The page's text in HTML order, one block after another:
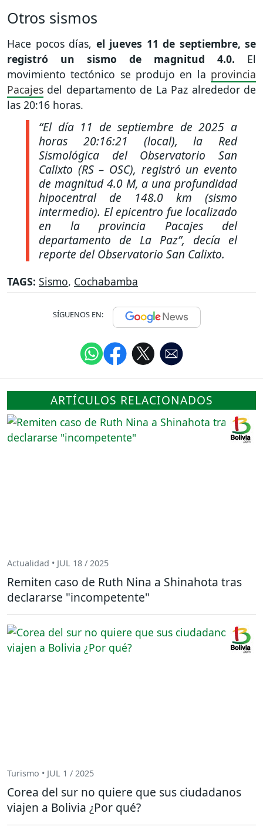
Otros sismos
Hace pocos días, el jueves 11 de septiembre, se
registró un sismo de magnitud 4.0. El
movimiento tectónico se produjo en la provincia
Pacajes del departamento de La Paz alrededor de
las 20:16 horas.
“El día 11 de septiembre de 2025 a
horas 20:16:21 (local), la Red
Sismológica del Observatorio San
Calixto (RS – OSC), registró un evento
de magnitud 4.0 M, a una profundidad
hipocentral de 148.0 km (sismo
intermedio). El epicentro fue localizado
en la provincia Pacajes del
departamento de La Paz”, decía el
reporte del Observatorio San Calixto.
TAGS: Sismo, Cochabamba
SÍGUENOS EN:
ARTÍCULOS RELACIONADOS
Actualidad • JUL 18 / 2025
Remiten caso de Ruth Nina a Shinahota tras
declararse "incompetente"
Turismo • JUL 1 / 2025
Corea del sur no quiere que sus ciudadanos
viajen a Bolivia ¿Por qué?